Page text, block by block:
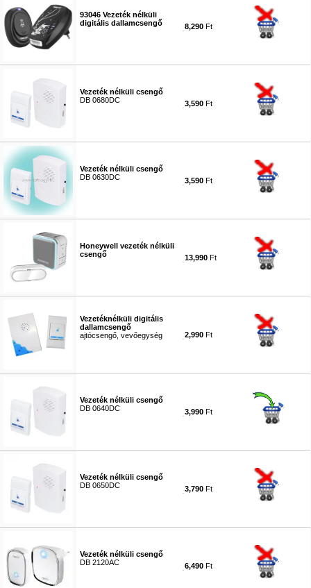
93046 Vezeték nélküli
digitális dallamcsengő
8,290 Ft
Vezeték nélküli csengő
DB 0680DC
3,590 Ft
Vezeték nélküli csengő
DB 0630DC
3,590 Ft
Honeywell vezeték nélküli
csengő
13,990 Ft
Vezetéknélküli digitális
dallamcsengő
ajtócsengő, vevőegység
2,990 Ft
Vezeték nélküli csengő
DB 0640DC
3,990 Ft
Vezeték nélküli csengő
DB 0650DC
3,790 Ft
Vezeték nélküli csengő
DB 2120AC
6,490 Ft